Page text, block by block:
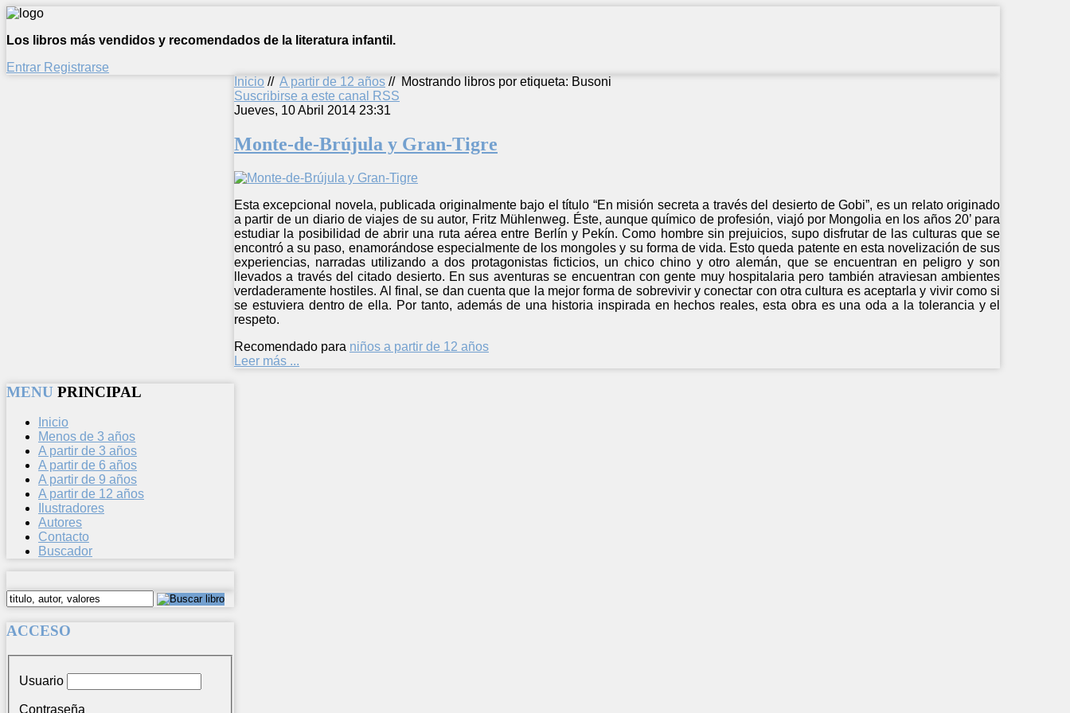
Los libros más vendidos y recomendados de la literatura infantil.
Entrar Registrarse
Inicio // A partir de 12 años // Mostrando libros por etiqueta: Busoni
Suscribirse a este canal RSS
Jueves, 10 Abril 2014 23:31
Monte-de-Brújula y Gran-Tigre
Esta excepcional novela, publicada originalmente bajo el título “En misión secreta a través del desierto de Gobi”, es un relato originado
a partir de un diario de viajes de su autor, Fritz Mühlenweg. Éste, aunque químico de profesión, viajó por Mongolia en los años 20’ para
estudiar la posibilidad de abrir una ruta aérea entre Berlín y Pekín. Como hombre sin prejuicios, supo disfrutar de las culturas que se
encontró a su paso, enamorándose especialmente de los mongoles y su forma de vida. Esto queda patente en esta novelización de sus
experiencias, narradas utilizando a dos protagonistas ficticios, un chico chino y otro alemán, que se encuentran en peligro y son
llevados a través del citado desierto. En sus aventuras se encuentran con gente muy hospitalaria pero también atraviesan ambientes
verdaderamente hostiles. Al final, se dan cuenta que la mejor forma de sobrevivir y conectar con otra cultura es aceptarla y vivir como si
se estuviera dentro de ella. Por tanto, además de una historia inspirada en hechos reales, esta obra es una oda a la tolerancia y el
respeto.
Recomendado para niños a partir de 12 años
Leer más ...
MENU PRINCIPAL
Inicio
Menos de 3 años
A partir de 3 años
A partir de 6 años
A partir de 9 años
A partir de 12 años
Ilustradores
Autores
Contacto
Buscador
ACCESO
Usuario
Contraseña